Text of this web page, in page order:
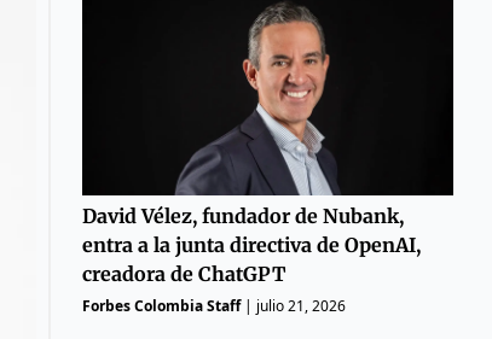
David Vélez, fundador de Nubank,
entra a la junta directiva de OpenAI,
creadora de ChatGPT
Forbes Colombia Staff| julio 21, 2026